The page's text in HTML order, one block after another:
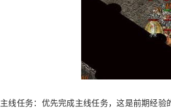
主线任务：优先完成主线任务，这是前期经